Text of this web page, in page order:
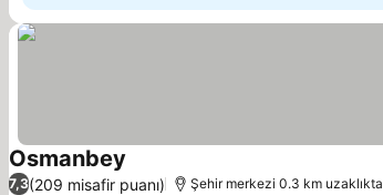
Osmanbey
7,3(209 misafir puanı) Şehir merkezi 0.3 km uzaklıkta